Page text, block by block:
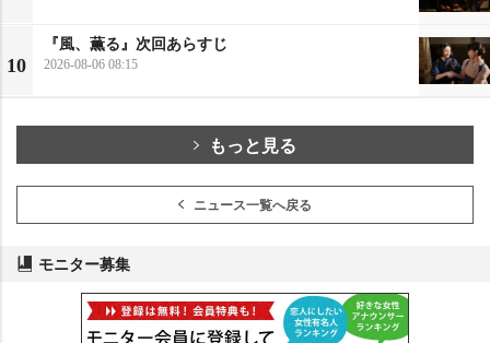
10
『風、薫る』次回あらすじ
2026-08-06 08:15
もっと見る
ニュース一覧へ戻る
モニター募集